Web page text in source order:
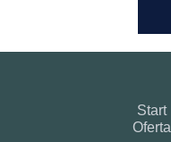
Start
Oferta